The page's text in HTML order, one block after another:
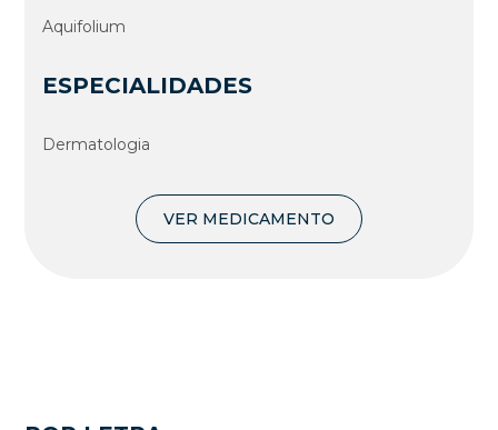
Aquifolium
ESPECIALIDADES
Dermatologia
VER MEDICAMENTO